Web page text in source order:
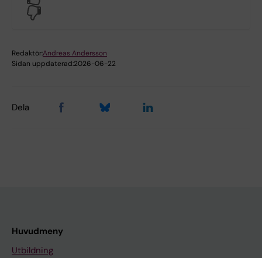
Redaktör:Andreas Andersson
Sidan uppdaterad:2026-06-22
Dela
Huvudmeny
Utbildning